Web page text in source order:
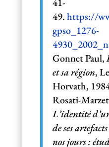
49.https://
gpso_1276-
Gonnet Paul,
et sa région,
Horvath,
Rosati-
L’identité
de ses
nos jours :